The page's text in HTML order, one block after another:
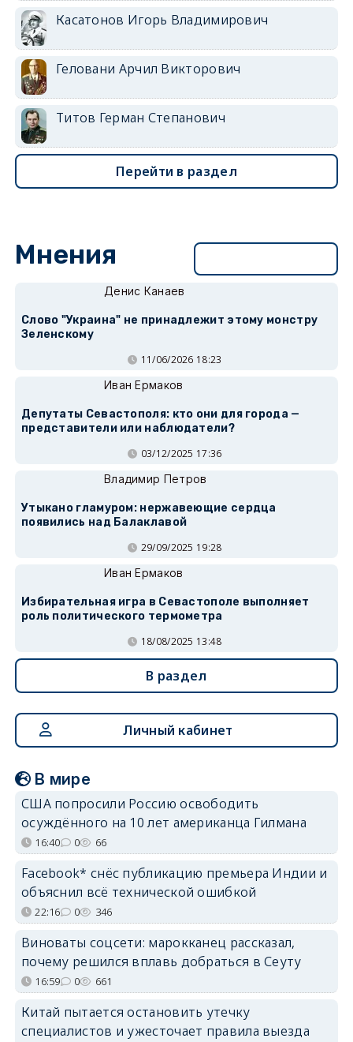
Касатонов Игорь Владимирович
Геловани Арчил Викторович
Титов Герман Степанович
Перейти в раздел
Мнения
Денис Канаев
Слово "Украина" не принадлежит этому монстру
Зеленскому
11/06/2026 18:23
Иван Ермаков
Депутаты Севастополя: кто они для города —
представители или наблюдатели?
03/12/2025 17:36
Владимир Петров
Утыкано гламуром: нержавеющие сердца
появились над Балаклавой
29/09/2025 19:28
Иван Ермаков
Избирательная игра в Севастополе выполняет
роль политического термометра
18/08/2025 13:48
В раздел
Личный кабинет
В мире
США попросили Россию освободить
осуждённого на 10 лет американца Гилмана
16:40 0 66
Facebook* снёс публикацию премьера Индии и
объяснил всё технической ошибкой
22:16 0 346
Виноваты соцсети: марокканец рассказал,
почему решился вплавь добраться в Сеуту
16:59 0 661
Китай пытается остановить утечку
специалистов и ужесточает правила выезда